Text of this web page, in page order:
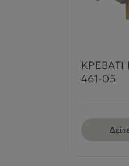
461-05